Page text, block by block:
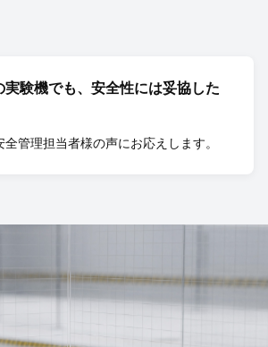
実験機でも、安全性には妥協した
管理担当者様の声にお応えします。